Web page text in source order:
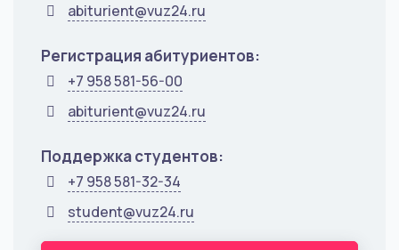
abiturient@vuz24.ru
Регистрация абитуриентов:
+7 958 581-56-00
abiturient@vuz24.ru
Поддержка студентов:
+7 958 581-32-34
student@vuz24.ru